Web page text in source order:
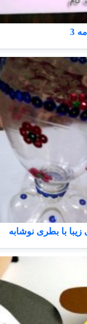
3
با بطری نوشابه